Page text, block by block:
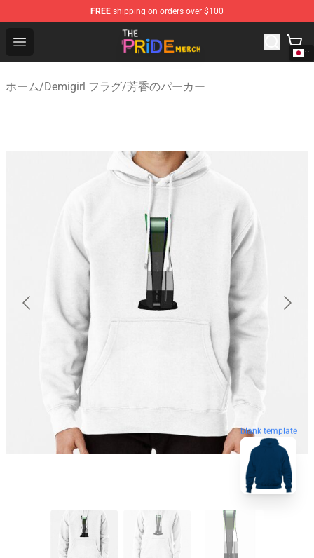
FREE shipping on orders over $100
Open menu
The Pride Shop - Official The Pride Merchandise Store
ホーム/Demigirl フラグ/芳香のパーカー
blank template